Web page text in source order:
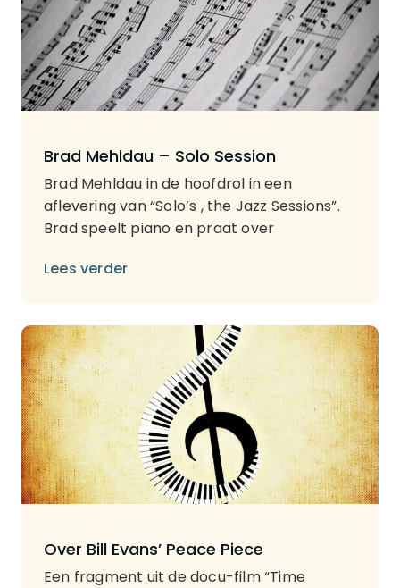
Brad Mehldau – Solo Session
Brad Mehldau in de hoofdrol in een
aflevering van “Solo’s , the Jazz Sessions”.
Brad speelt piano en praat over
Lees verder
Over Bill Evans’ Peace Piece
Een fragment uit de docu-film “Time